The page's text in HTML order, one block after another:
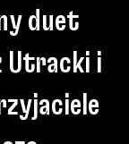
duet
Utracki i